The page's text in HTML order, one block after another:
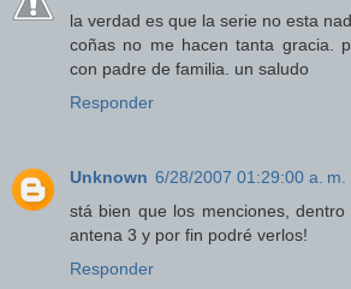
la verdad es que la serie no esta
coñas no me hacen tanta gracia.
con padre de familia. un saludo
Responder
Unknown 6/28/2007 01:29:00 a. m.
stá bien que los menciones,
antena 3 y por fin podré verlos!
Responder